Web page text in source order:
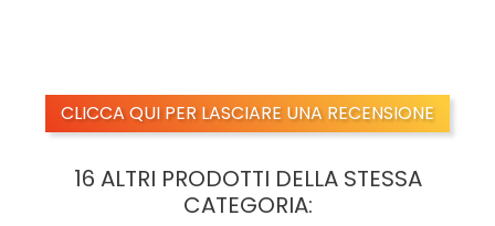
CLICCA QUI PER LASCIARE UNA RECENSIONE
16 ALTRI PRODOTTI DELLA STESSA
CATEGORIA: